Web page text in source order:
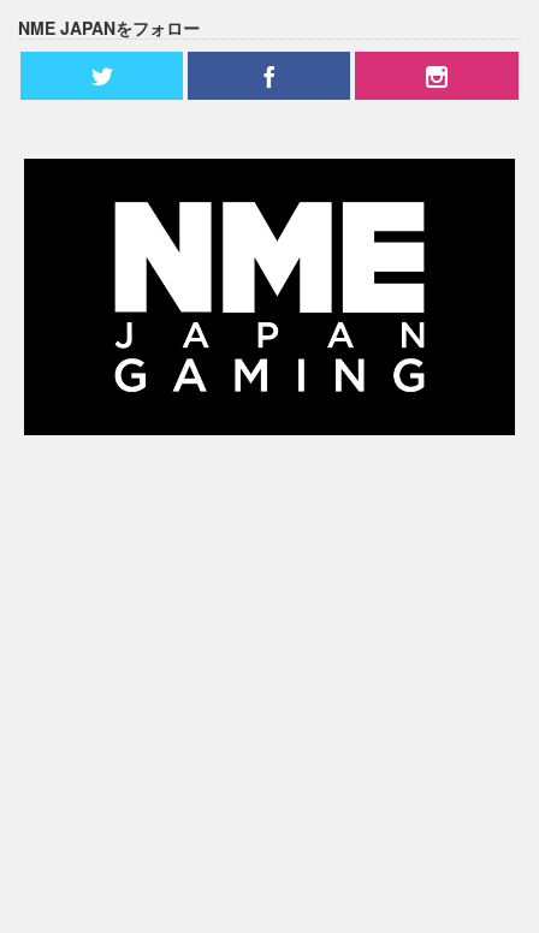
NME JAPANをフォロー